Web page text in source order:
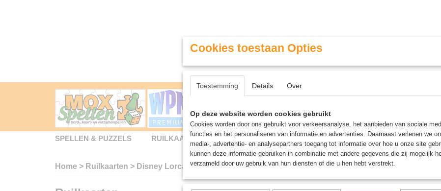
Contact & Openingstijden
SPELLEN & PUZZELS RUILKAARTEN MINIATURE GAMING ROLE PLAYING GAMES
Home > Ruilkaarten > Disney Lorcana>Into the Inklands
Cookies toestaan Opties
Toestemming Details Over
Op deze website worden cookies gebruikt
Cookies worden door ons gebruikt voor verkeersanalyse, het aanbieden van sociale
functies en het personaliseren van informatie en advertenties. Daarnaast verlenen we
media-, advertentie- en analysepartners toegang tot informatie over hoe u onze site
kunnen deze informatie gebruiken in combinatie met andere gegevens die zij mogelijk
verzameld door uw gebruik van hun diensten of die u hen hebt verstrekt.